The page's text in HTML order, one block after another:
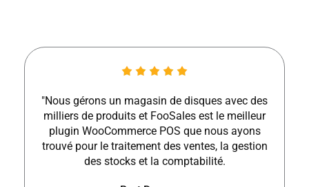
"Nous gérons un magasin de disques avec des
milliers de produits et FooSales est le meilleur
plugin WooCommerce POS que nous ayons
trouvé pour le traitement des ventes, la gestion
des stocks et la comptabilité.